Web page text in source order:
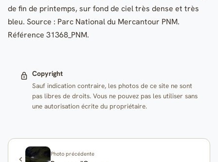
de fin de printemps, sur fond de ciel très dense et très
bleu. Source : Parc National du Mercantour PNM.
Référence 31368_PNM.
Copyright
Sauf indication contraire, les photos de ce site ne sont
pas libres de droits. Vous ne pouvez pas les utiliser sans
une autorisation écrite du propriétaire.
Photo précédente